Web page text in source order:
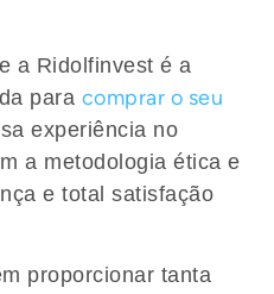
a Ridolfinvest é a
para comprar o seu
experiência no
a metodologia ética e
e total satisfação
proporcionar tanta